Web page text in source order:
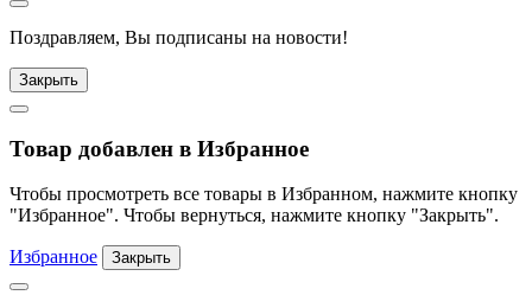
Поздравляем, Вы подписаны на новости!
Закрыть
Товар добавлен в Избранное
Чтобы просмотреть все товары в Избранном, нажмите кнопку
"Избранное". Чтобы вернуться, нажмите кнопку "Закрыть".
Избранное Закрыть